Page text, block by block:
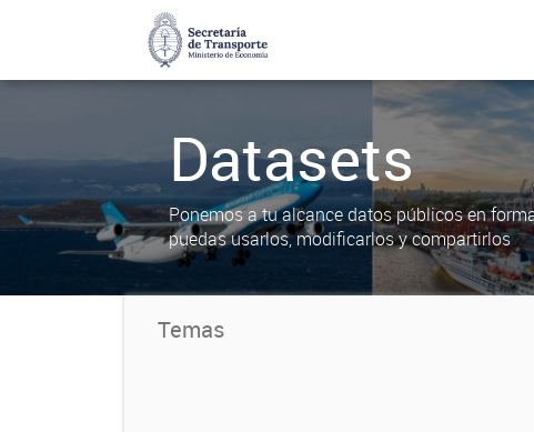
Datasets
Ponemos a tu alcance datos públicos en
puedas usarlos, modificarlos y compartirlos
Temas